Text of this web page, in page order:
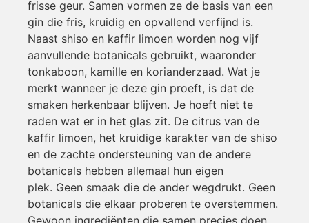
frisse geur. Samen vormen ze de basis van een
gin die fris, kruidig en opvallend verfijnd is.
Naast shiso en kaffir limoen worden nog vijf
aanvullende botanicals gebruikt, waaronder
tonkaboon, kamille en korianderzaad. Wat je
merkt wanneer je deze gin proeft, is dat de
smaken herkenbaar blijven. Je hoeft niet te
raden wat er in het glas zit. De citrus van de
kaffir limoen, het kruidige karakter van de shiso
en de zachte ondersteuning van de andere
botanicals hebben allemaal hun eigen
plek. Geen smaak die de ander wegdrukt. Geen
botanicals die elkaar proberen te overstemmen.